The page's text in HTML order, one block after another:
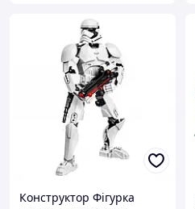
Конструктор Фігурка